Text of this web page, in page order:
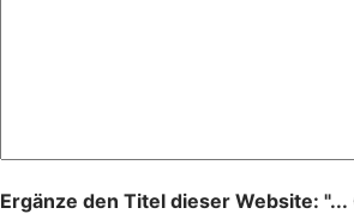
Ergänze den Titel dieser Website: